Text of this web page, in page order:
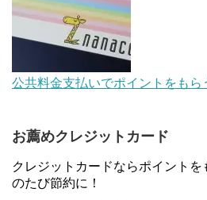
【解決】マリオットボン
い、パスワード変更不可
au Pay等に等価交換でき
ァミリマートとミニスト
JCBカードWでApple
0570を回避する方法
公共料金支払いでポイントをもら
お薦めクレジットカード
クレジットカードならポイント
のたび節約に！